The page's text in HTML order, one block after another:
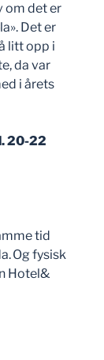
om det er
Det er
litt opp i
da var
i årets
20-22
tid
Og fysisk
Hotel&